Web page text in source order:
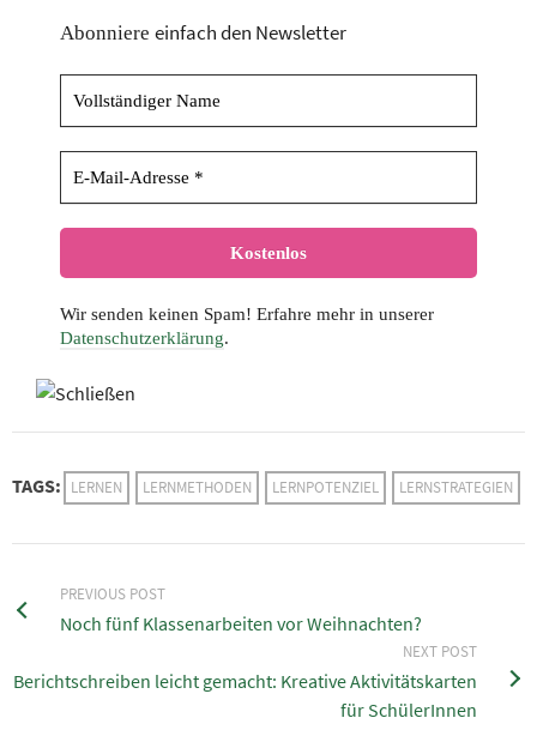
Abonniere einfach den Newsletter
Wir senden keinen Spam! Erfahre mehr in unserer
Datenschutzerklärung.
TAGS: LERNEN LERNMETHODEN LERNPOTENZIEL LERNSTRATEGIEN
PREVIOUS POST
Noch fünf Klassenarbeiten vor Weihnachten?
NEXT POST
Berichtschreiben leicht gemacht: Kreative Aktivitätskarten
für SchülerInnen